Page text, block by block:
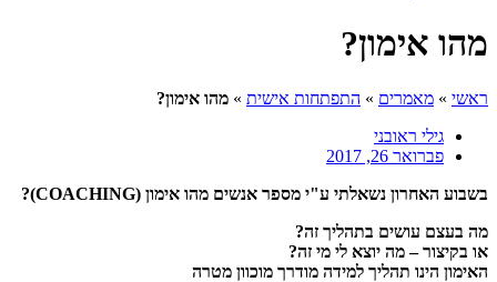
מהו אימון?
ראשי » מאמרים » התפתחות אישית » מהו אימון?
גילי ראובני
פברואר 26, 2017
בשבוע האחרון נשאלתי ע"י מספר אנשים מהו אימון (COACHING)?
מה בעצם עושים בתהליך זה?
או בקיצור – מה יוצא לי מי זה?
האימון הינו תהליך למידה מודרך מוכוון מטרה